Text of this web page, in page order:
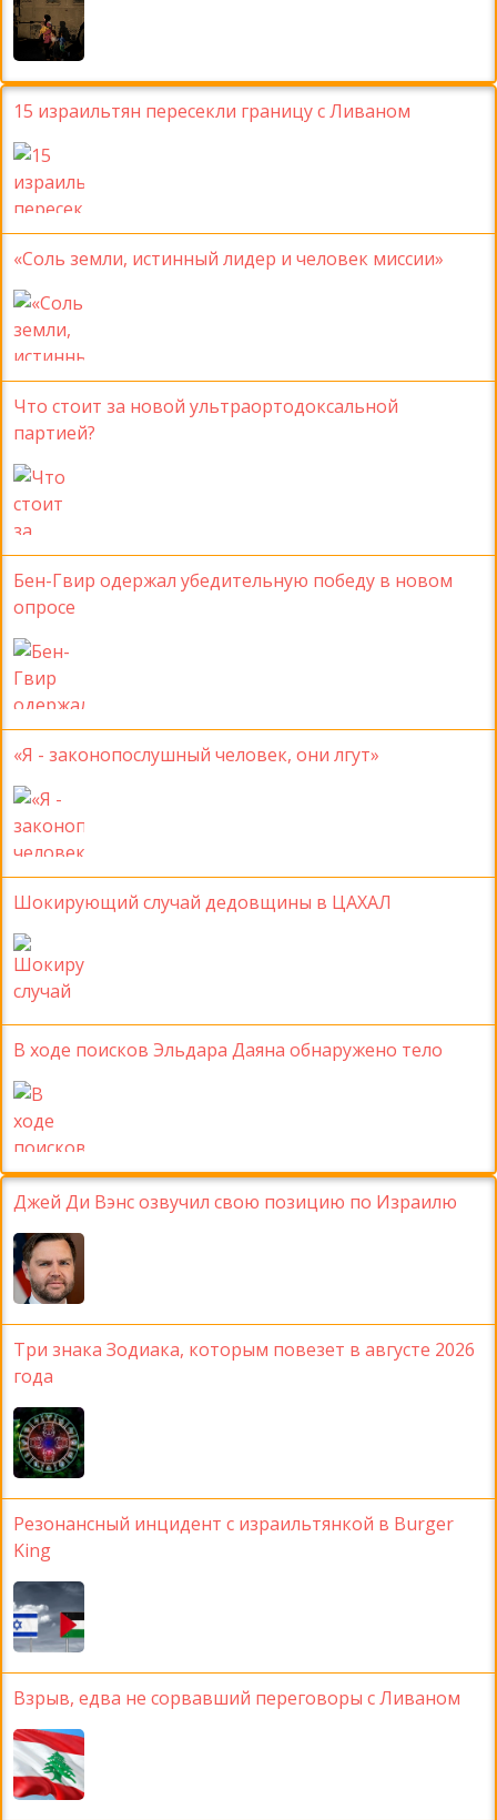
15 израильтян пересекли границу с Ливаном
«Соль земли, истинный лидер и человек миссии»
Что стоит за новой ультраортодоксальной
партией?
Бен-Гвир одержал убедительную победу в новом
опросе
«Я - законопослушный человек, они лгут»
Шокирующий случай дедовщины в ЦАХАЛ
В ходе поисков Эльдара Даяна обнаружено тело
Джей Ди Вэнс озвучил свою позицию по Израилю
Три знака Зодиака, которым повезет в августе 2026
года
Резонансный инцидент с израильтянкой в Burger
King
Взрыв, едва не сорвавший переговоры с Ливаном